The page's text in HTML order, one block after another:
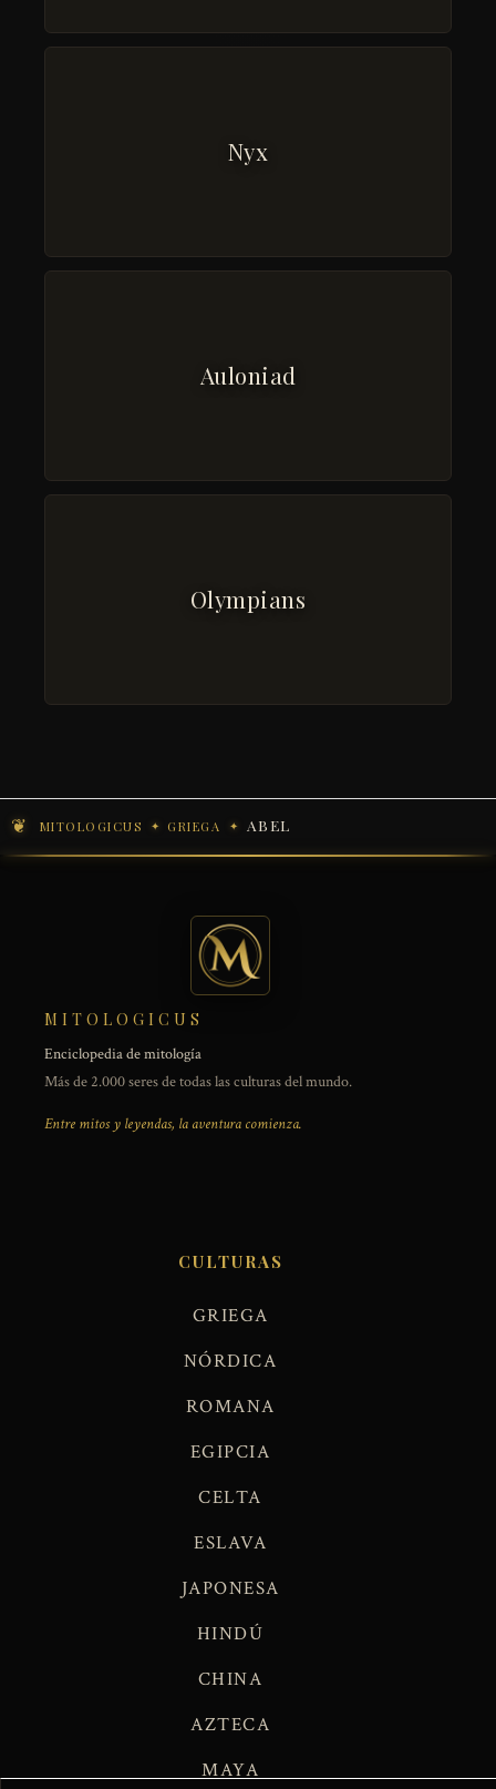
Nyx
Auloniad
Olympians
MITOLOGICUS GRIEGA ABEL
MITOLOGICUS
Enciclopedia de mitología
Más de 2.000 seres de todas las culturas del mundo.
Entre mitos y leyendas, la aventura comienza.
CULTURAS
GRIEGA
NÓRDICA
ROMANA
EGIPCIA
CELTA
ESLAVA
JAPONESA
HINDÚ
CHINA
AZTECA
MAYA